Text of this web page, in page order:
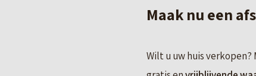
Maak nu een
Wilt u uw huis verkopen?